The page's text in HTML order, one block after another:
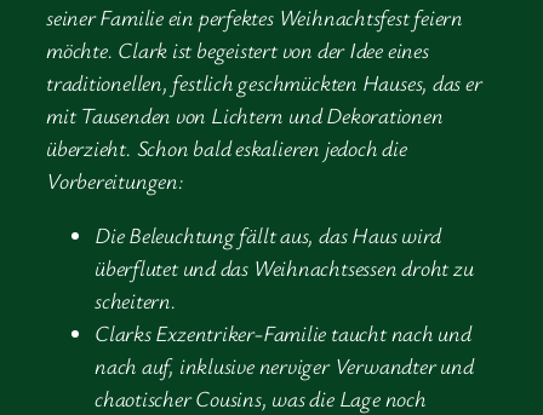
seiner Familie ein perfektes Weihnachtsfest feiern
möchte. Clark ist begeistert von der Idee eines
traditionellen, festlich geschmückten Hauses, das er
mit Tausenden von Lichtern und Dekorationen
überzieht. Schon bald eskalieren jedoch die
Vorbereitungen:
Die Beleuchtung fällt aus, das Haus wird
überflutet und das Weihnachtsessen droht zu
scheitern.
Clarks Exzentriker-Familie taucht nach und
nach auf, inklusive nerviger Verwandter und
chaotischer Cousins, was die Lage noch